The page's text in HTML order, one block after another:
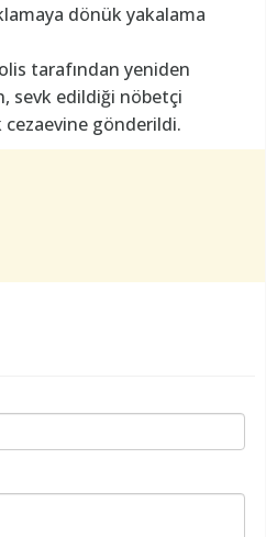
dönük yakalama
tarafından yeniden
sevk edildiği nöbetçi
gönderildi.